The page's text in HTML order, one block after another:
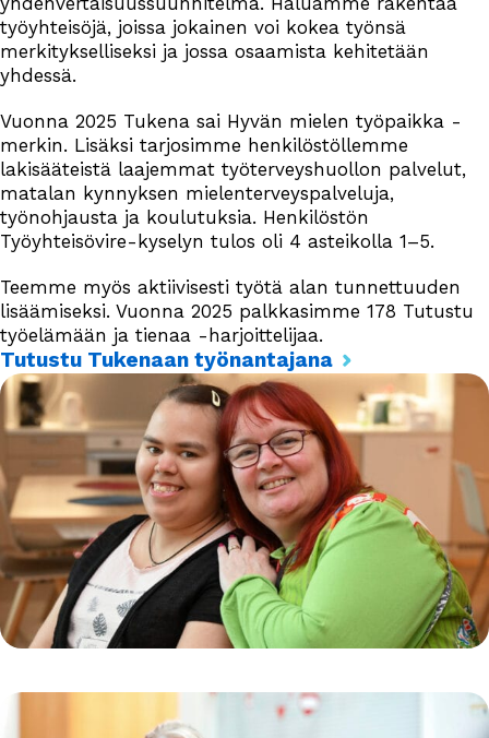
työyhteisöjä, joissa jokainen voi kokea työnsä
merkitykselliseksi ja jossa osaamista kehitetään
yhdessä.
Vuonna 2025 Tukena sai Hyvän mielen työpaikka -
merkin. Lisäksi tarjosimme henkilöstöllemme
lakisääteistä laajemmat työterveyshuollon palvelut,
matalan kynnyksen mielenterveyspalveluja,
työnohjausta ja koulutuksia. Henkilöstön
Työyhteisövire-kyselyn tulos oli 4 asteikolla 1–5.
Teemme myös aktiivisesti työtä alan tunnettuuden
lisäämiseksi. Vuonna 2025 palkkasimme 178 Tutustu
työelämään ja tienaa -harjoittelijaa.
Tutustu Tukenaan työnantajana